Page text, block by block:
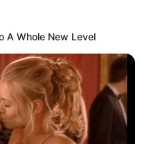
A Whole New Level